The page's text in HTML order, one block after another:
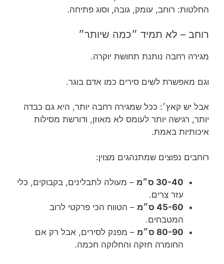
החלטות: רוחב, עומק, גובה, וסוג פתיחה.
רוחב – לא תמיד ״כמה שיותר״
מגירה רחבה נותנת תחושת יוקרה.
וגם מאפשרת לשים סירים כמו אדם בוגר.
אבל יש קאץ׳: ככל שמגירה רחבה יותר, היא גם כבדה
יותר, רגישה יותר לעומס לא מאוזן, ודורשת מסילות
איכותיות באמת.
רוחבים נפוצים שמתנהגים מצוין:
30-40 ס״מ
– מעולה לתבלינים, בקבוקים, כלי
עזר צרים.
45-60 ס״מ
– הטווח הכי פרקטי לרוב
המטבחים.
80-90 ס״מ
– מפנק לסירים, אבל רק אם
החומרה חזקה והחלוקה חכמה.